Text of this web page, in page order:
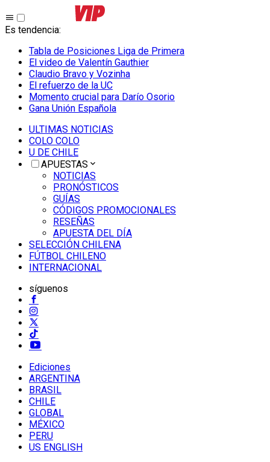
Es tendencia:
Tabla de Posiciones Liga de Primera
El video de Valentín Gauthier
Claudio Bravo y Vozinha
El refuerzo de la UC
Momento crucial para Darío Osorio
Gana Unión Española
ULTIMAS NOTICIAS
COLO COLO
U DE CHILE
APUESTAS
NOTICIAS
PRONÓSTICOS
GUÍAS
CÓDIGOS PROMOCIONALES
RESEÑAS
APUESTA DEL DÍA
SELECCIÓN CHILENA
FÚTBOL CHILENO
INTERNACIONAL
síguenos
Ediciones
ARGENTINA
BRASIL
CHILE
GLOBAL
MÉXICO
PERU
US ENGLISH